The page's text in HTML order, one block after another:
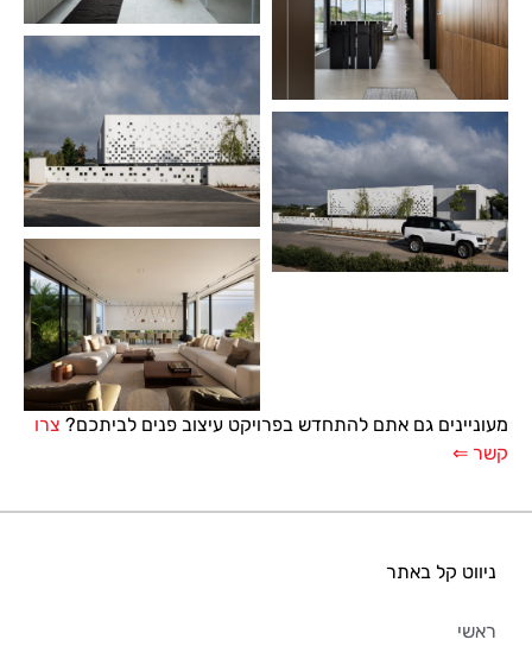
מעוניינים גם אתם להתחדש בפרויקט עיצוב פנים לביתכם? צרו
קשר ⇐
ניווט קל באתר
ראשי